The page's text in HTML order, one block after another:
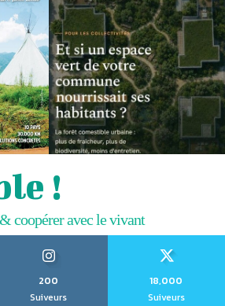
!
coopérer avec le vivant
200
Suiveurs
18,000
Suiveurs